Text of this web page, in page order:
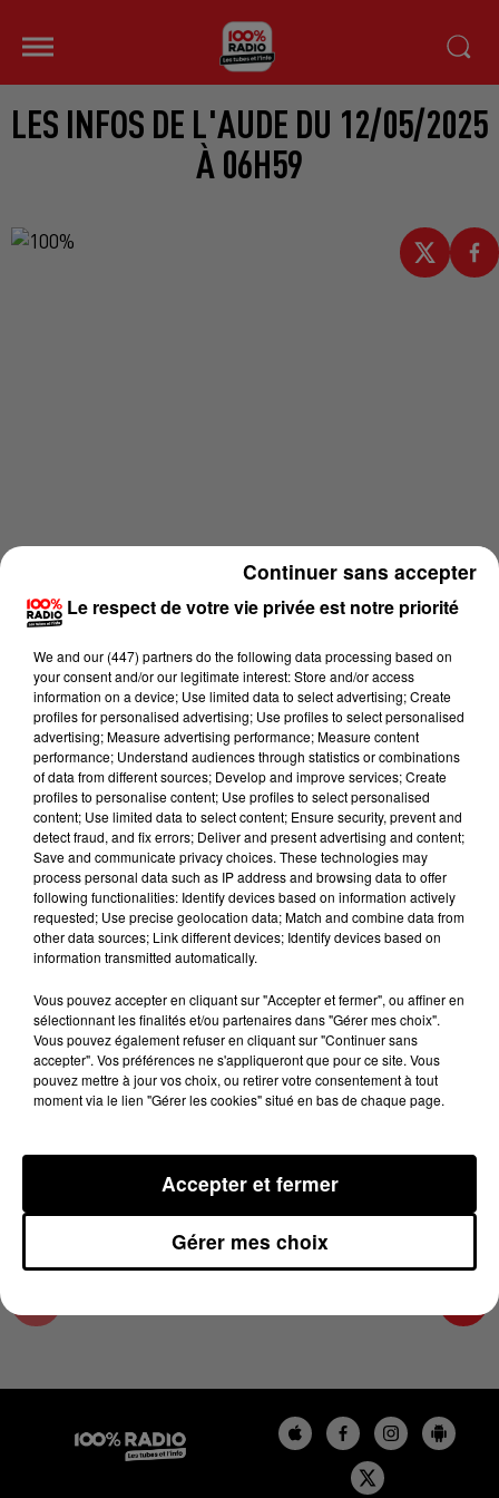
LES INFOS DE L'AUDE DU 12/05/2025
À 06H59
Lecture (4 min 14 sec)
100%
100% Radio les infos de l'Aude
12 mai 2025 - 4 min 14 sec
LES INFOS DE L'AUDE DU 12/05/2025 À
06H59
Les infos de l'Aude
Le respect de votre vie privée est notre priorité
We and our (447) partnersdo the following data processing based on
your consent and/or our legitimate interest: Store and/or access
information on a device; Use limited data to select advertising; Create
profiles for personalised advertising; Use profiles to select personalised
advertising; Measure advertising performance; Measure content
performance; Understand audiences through statistics or combinations
of data from different sources; Develop and improve services; Create
profiles to personalise content; Use profiles to select personalised
content; Use limited data to select content; Ensure security, prevent and
detect fraud, and fix errors; Deliver and present advertising and content;
Save and communicate privacy choices. These technologies may
process personal data such as IP address and browsing data to offer
following functionalities: Identify devices based on information actively
requested; Use precise geolocation data; Match and combine data from
other data sources; Link different devices; Identify devices based on
information transmitted automatically.
Vous pouvez accepter en cliquant sur "Accepter et fermer", ou affiner en
sélectionnant les finalités et/ou partenaires dans "Gérer mes choix".
Vous pouvez également refuser en cliquant sur "Continuer sans
accepter". Vos préférences ne s'appliqueront que pour ce site. Vous
pouvez mettre à jour vos choix, ou retirer votre consentement à tout
moment via le lien "Gérer les cookies" situé en bas de chaque page.
Gérer mes choix
Accepter et fermer
Continuer sans accepter